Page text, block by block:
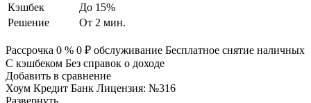
Кэшбек
До 15%
Решение
От 2 мин.
Рассрочка 0 % 0 ₽ обслуживание Бесплатное снятие наличных
С кэшбеком Без справок о доходе
Добавить в сравнение
Хоум Кредит Банк Лицензия: №316
Развернуть